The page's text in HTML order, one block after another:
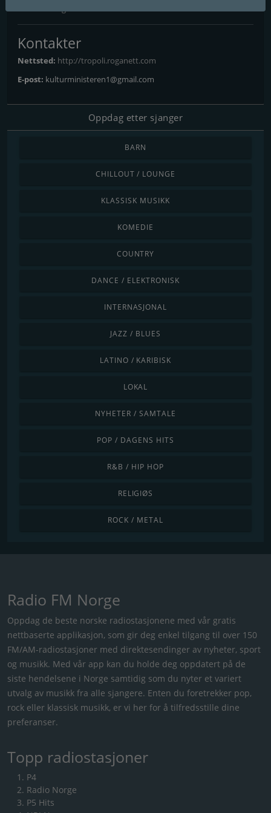
Kontakter
Nettsted: http://tropoli.roganett.com
E-post: kulturministeren1@gmail.com
Oppdag etter sjanger
BARN
CHILLOUT / LOUNGE
KLASSISK MUSIKK
KOMEDIE
COUNTRY
DANCE / ELEKTRONISK
INTERNASJONAL
JAZZ / BLUES
LATINO / KARIBISK
LOKAL
NYHETER / SAMTALE
POP / DAGENS HITS
R&B / HIP HOP
RELIGIØS
ROCK / METAL
Radio FM Norge
Oppdag de beste norske radiostasjonene med vår gratis
nettbaserte applikasjon, som gir deg enkel tilgang til over 150
FM/AM-radiostasjoner med direktesendinger av nyheter, sport
og musikk. Med vår app kan du holde deg oppdatert på de
siste hendelsene i Norge samtidig som du nyter et variert
utvalg av musikk fra alle sjangere. Enten du foretrekker pop,
rock eller klassisk musikk, er vi her for å tilfredsstille dine
preferanser.
Topp radiostasjoner
P4
Radio Norge
P5 Hits